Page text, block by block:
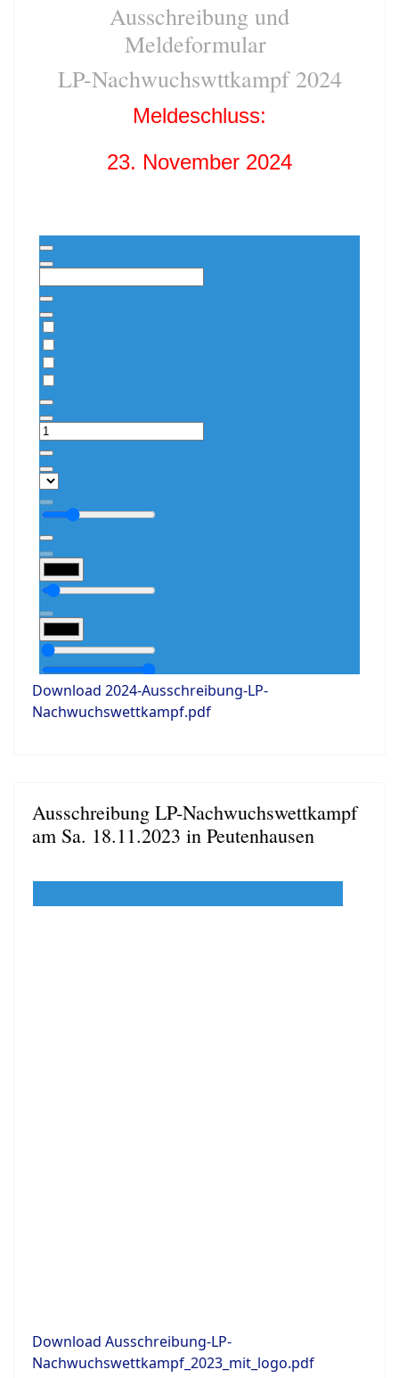
Ausschreibung und
Meldeformular
LP-Nachwuchswttkampf 2024
Meldeschluss:
23. November 2024
Download 2024-Ausschreibung-LP-
Nachwuchswettkampf.pdf
Ausschreibung LP-Nachwuchswettkampf
am Sa. 18.11.2023 in Peutenhausen
Download Ausschreibung-LP-
Nachwuchswettkampf_2023_mit_logo.pdf